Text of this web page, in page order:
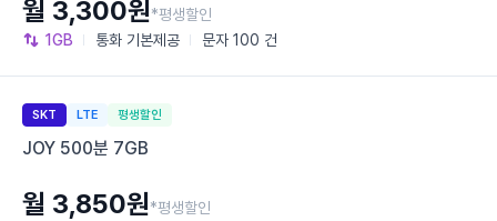
1GB 통화 기본제공 문자 100 건
월 3,300원*평생할인
SKT LTE 평생할인
JOY 500분 7GB
월 3,850원*평생할인